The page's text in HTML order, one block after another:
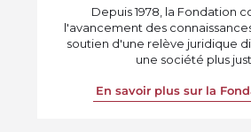
Depuis 1978, la Fondation
l'avancement des
soutien d'une relève juridique
une société plus
En savoir plus sur la